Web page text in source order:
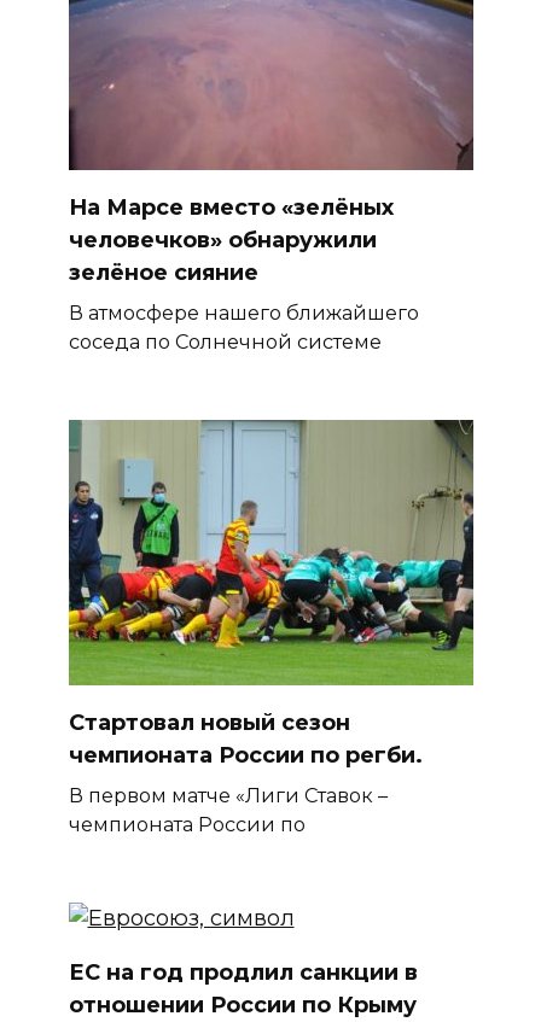
На Марсе вместо «зелёных
человечков» обнаружили
зелёное сияние
В атмосфере нашего ближайшего
соседа по Солнечной системе
Стартовал новый сезон
чемпионата России по регби.
В первом матче «Лиги Ставок –
чемпионата России по
ЕС на год продлил санкции в
отношении России по Крыму